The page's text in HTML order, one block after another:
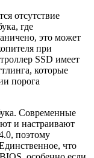
отсутствие
где
это может
при
SSD имеет
которые
порога
Современные
и настраивают
поэтому
что